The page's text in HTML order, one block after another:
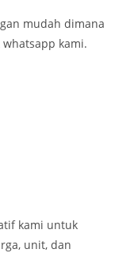
mudah dimana
kami.
kami untuk
unit, dan